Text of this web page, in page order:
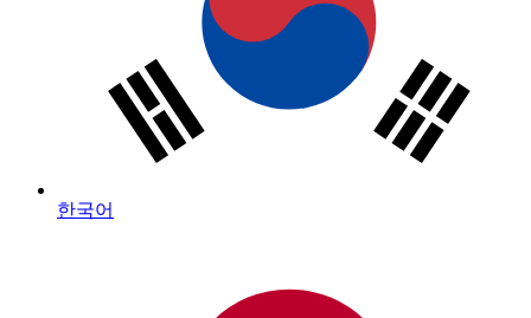
한국어